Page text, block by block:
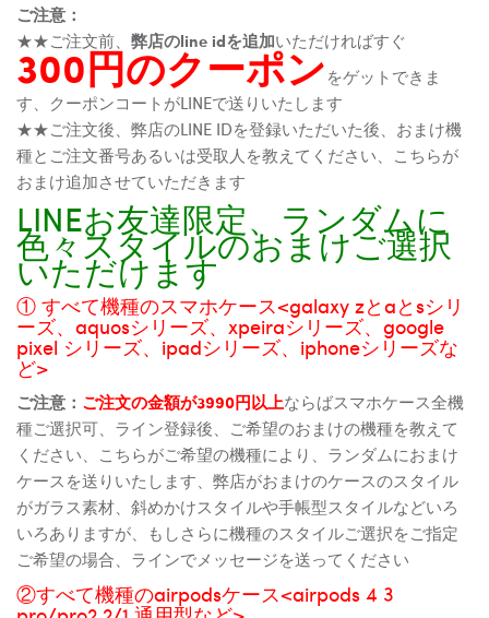
ご注意：
★★ご注文前、 弊店のline idを追加いただければすぐ
300円のクーポンをゲットできま
す、クーポンコートがLINEで送りいたします
★★ご注文後、弊店のLINE IDを登録いただいた後、おまけ機
種とご注文番号あるいは受取人を教えてください、こちらが
おまけ追加させていただきます
LINEお友達限定、ランダムに
色々スタイルのおまけご選択
いただけます
① すべて機種のスマホケース<galaxy zとaとsシリ
ーズ、aquosシリーズ、xpeiraシリーズ、google
pixel シリーズ、ipadシリーズ、iphoneシリーズな
ど>
ご注意： ご注文の金額が3990円以上ならばスマホケース全機
種ご選択可、ライン登録後、ご希望のおまけの機種を教えて
ください、こちらがご希望の機種により、ランダムにおまけ
ケースを送りいたします、弊店がおまけのケースのスタイル
がガラス素材、斜めかけスタイルや手帳型スタイルなどいろ
いろありますが、もしさらに機種のスタイルご選択をご指定
ご希望の場合、ラインでメッセージを送ってください
②すべて機種のairpodsケース<airpods 4 3